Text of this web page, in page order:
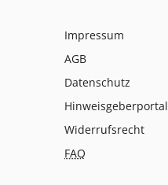
Impressum
AGB
Datenschutz
Hinweisgeberportal
Widerrufsrecht
FAQ